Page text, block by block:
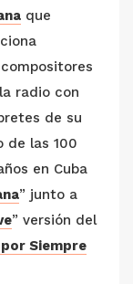
que
radio con
de su
de las 100
en Cuba
” junto a
” versión del
Siempre